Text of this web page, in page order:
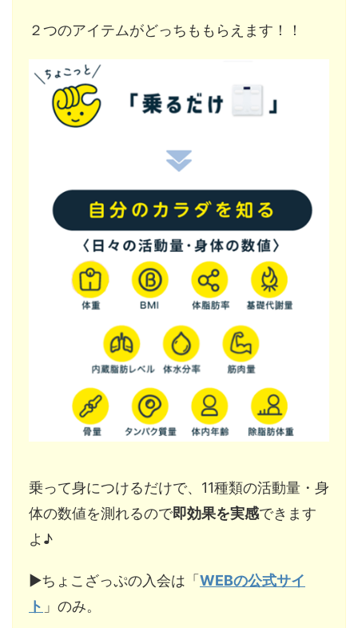
２つのアイテムがどっちももらえます！！
乗って身につけるだけで、11種類の活動量・身
体の数値を測れるので即効果を実感できます
よ♪
▶︎ちょこざっぷの入会は「WEBの公式サイ
ト 」のみ。